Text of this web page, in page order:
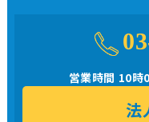
営業時間 10時
法